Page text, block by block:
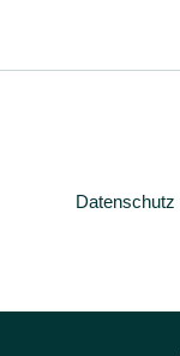
Datenschutz